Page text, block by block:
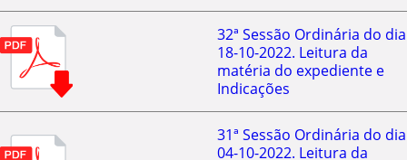
32ª Sessão Ordinária do dia
18-10-2022. Leitura da
matéria do expediente e
Indicações
31ª Sessão Ordinária do dia
04-10-2022. Leitura da